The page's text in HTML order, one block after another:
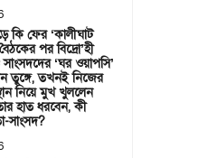
কি ফের ‘কালীঘাট
পর বিদ্রো’হী
‘ঘর ওয়াপসি’
তুঙ্গে, তখনই নিজের
নিয়ে মুখ খুললেন
হাত ধরবেন, কী
সাংসদ?